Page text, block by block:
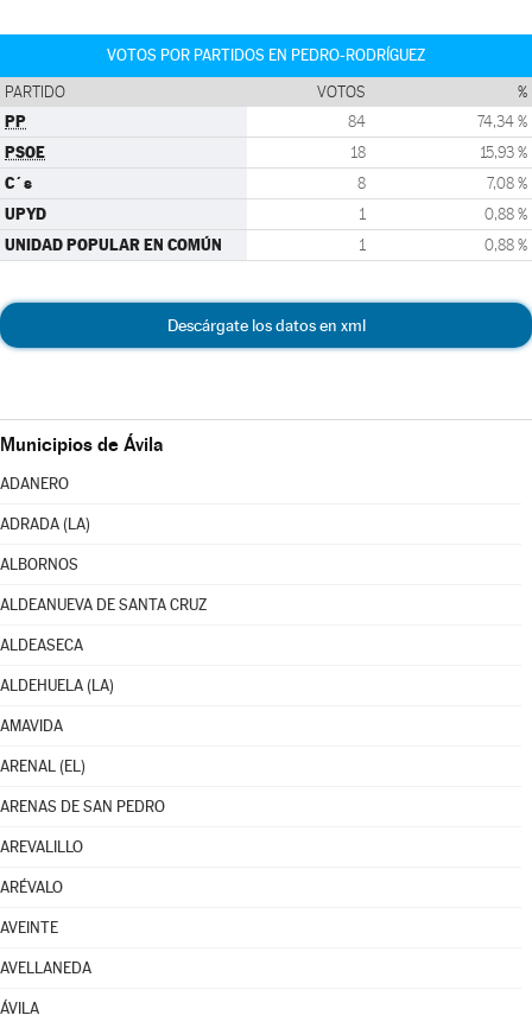
VOTOS POR PARTIDOS EN PEDRO-RODRÍGUEZ
PARTIDO VOTOS %
PP 84 74,34 %
PSOE 18 15,93 %
C´s 8 7,08 %
UPYD 1 0,88 %
UNIDAD POPULAR EN COMÚN 1 0,88 %
Descárgate los datos en xml
Municipios de Ávila
ADANERO
ADRADA (LA)
ALBORNOS
ALDEANUEVA DE SANTA CRUZ
ALDEASECA
ALDEHUELA (LA)
AMAVIDA
ARENAL (EL)
ARENAS DE SAN PEDRO
AREVALILLO
ARÉVALO
AVEINTE
AVELLANEDA
ÁVILA